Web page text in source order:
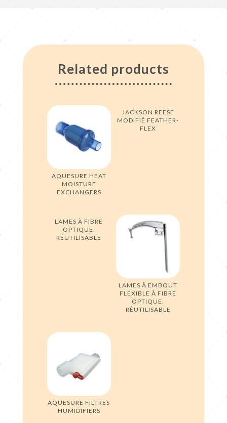
Related products
AQUESURE HEAT
MOISTURE
EXCHANGERS
JACKSON REESE
MODIFIÉ FEATHER-
FLEX
LAMES À FIBRE
OPTIQUE,
RÉUTILISABLE
LAMES À EMBOUT
FLEXIBLE À FIBRE
OPTIQUE,
RÉUTILISABLE
AQUESURE FILTRES
HUMIDIFIERS